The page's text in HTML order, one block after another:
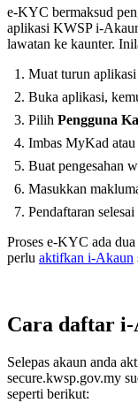
e-KYC bermaksud
aplikasi KWSP i-
lawatan ke kaunter.
Muat turun aplikasi
Buka aplikasi,
Pilih Pengguna
Imbas MyKad
Buat pengesahan
Masukkan
Pendaftaran
Proses e-KYC ada
perlu aktifkan i-Akaun
Cara daftar i-
Selepas akaun anda
secure.kwsp.gov.my
seperti berikut: